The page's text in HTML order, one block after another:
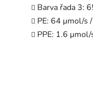
Barva řada 3:
PE: 64 μmol/s /
PPE: 1.6